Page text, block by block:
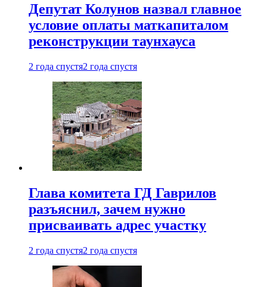
Депутат Колунов назвал главное
условие оплаты маткапиталом
реконструкции таунхауса
2 года спустя2 года спустя
Глава комитета ГД Гаврилов
разъяснил, зачем нужно
присваивать адрес участку
2 года спустя2 года спустя